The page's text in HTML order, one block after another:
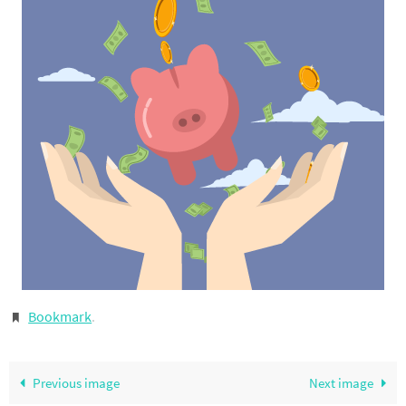
Bookmark.
Previous image Next image